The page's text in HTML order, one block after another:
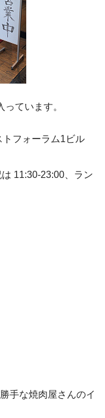
っています。
トフォーラム1ビル
11:30-23:00、ラン
手な焼肉屋さんのイ